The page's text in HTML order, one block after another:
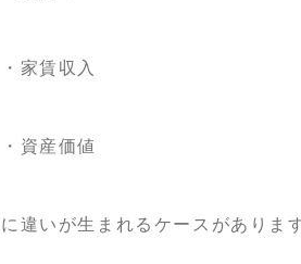
・家賃収入
・資産価値
に違いが生まれるケースがありま